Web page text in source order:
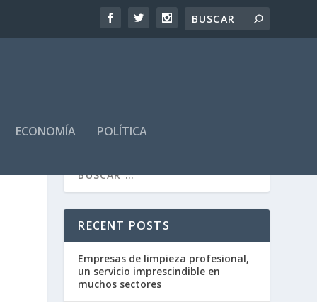
ECONOMÍA POLÍTICA
RECENT POSTS
Empresas de limpieza profesional,
un servicio imprescindible en
muchos sectores